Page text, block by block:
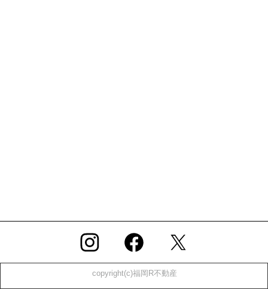
copyright(c)福岡R不動産